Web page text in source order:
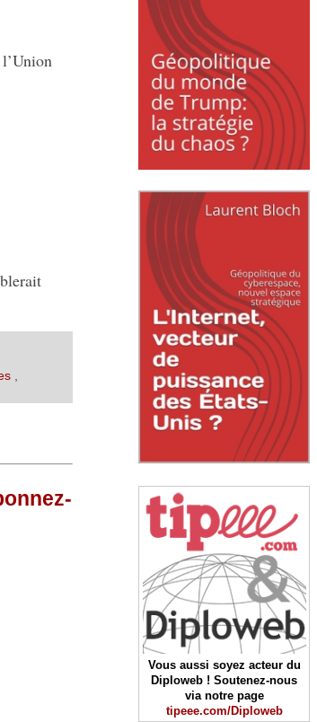
,
Vous aussi soyez acteur du
Diploweb ! Soutenez-nous
via notre page
tipeee.com/Diploweb